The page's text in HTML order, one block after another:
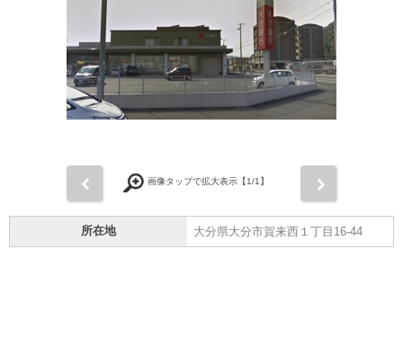
画像タップで拡大表示【1/1】
所在地 大分県大分市賀来西１丁目16-44